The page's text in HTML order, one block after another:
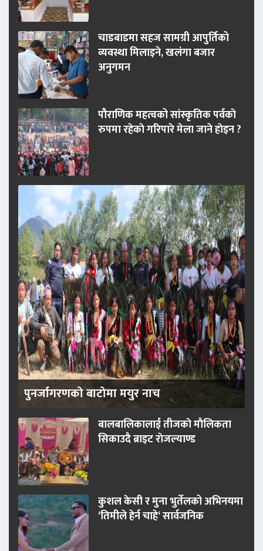
चाडबाडमा सहज सामग्री आपुर्तिको
व्यवस्था मिलाइने, खलंगा बजार
अनुगमन
पौराणिक महत्वको सांस्कृतिक पर्वकाे
रुपमा रहेकाे गरिपारे मेला जाने हाेइन ?
पुनर्जागरणको बाटोमा मयुर नाच
बालबालिकालाई तीजकाे माैलिकता
सिकाउदै ब्राइट राेजल्याण्ड
कुशल केसी र मुना भुर्तेलको अभिनयमा
‘तिमीले हेर्न चाहे‘ सार्वजनिक